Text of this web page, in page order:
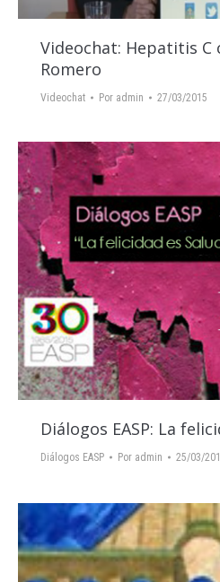
Videochat: Hepatitis C
Romero
Videochat Por admin 27/03/2015
Diálogos EASP: La
Diálogos EASP Por admin 25/03/